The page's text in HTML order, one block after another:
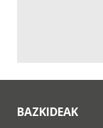
BAZKIDEAK